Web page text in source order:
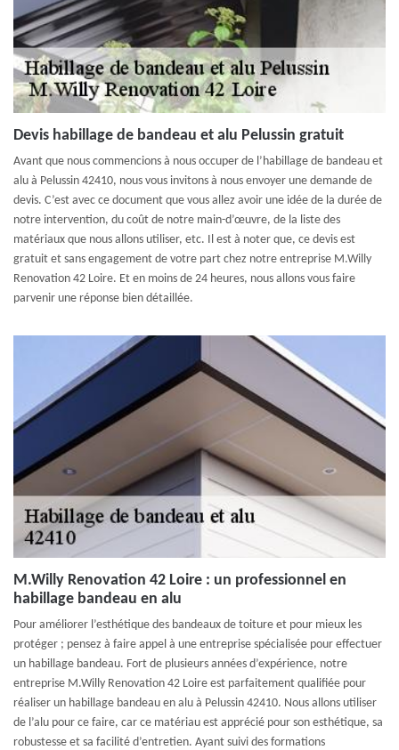
Devis habillage de bandeau et alu Pelussin gratuit
Avant que nous commencions à nous occuper de l’habillage de bandeau et
alu à Pelussin 42410, nous vous invitons à nous envoyer une demande de
devis. C’est avec ce document que vous allez avoir une idée de la durée de
notre intervention, du coût de notre main-d’œuvre, de la liste des
matériaux que nous allons utiliser, etc. Il est à noter que, ce devis est
gratuit et sans engagement de votre part chez notre entreprise M.Willy
Renovation 42 Loire. Et en moins de 24 heures, nous allons vous faire
parvenir une réponse bien détaillée.
M.Willy Renovation 42 Loire : un professionnel en
habillage bandeau en alu
Pour améliorer l’esthétique des bandeaux de toiture et pour mieux les
protéger ; pensez à faire appel à une entreprise spécialisée pour effectuer
un habillage bandeau. Fort de plusieurs années d’expérience, notre
entreprise M.Willy Renovation 42 Loire est parfaitement qualifiée pour
réaliser un habillage bandeau en alu à Pelussin 42410. Nous allons utiliser
de l’alu pour ce faire, car ce matériau est apprécié pour son esthétique, sa
robustesse et sa facilité d’entretien. Ayant suivi des formations